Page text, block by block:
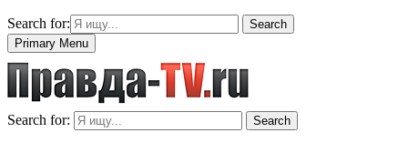
Search for:
Search
Primary Menu
Search for: Search